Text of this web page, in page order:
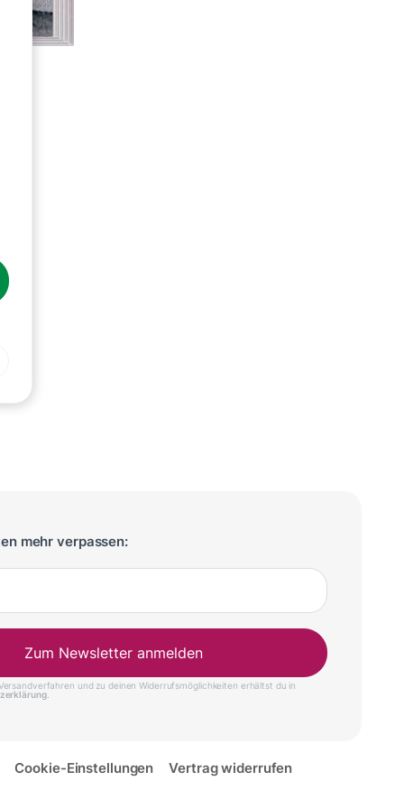
mehr verpassen:
Zum Newsletter anmelden
und zu deinen Widerrufsmöglichkeiten erhältst du in
.
Cookie-Einstellungen Vertrag widerrufen